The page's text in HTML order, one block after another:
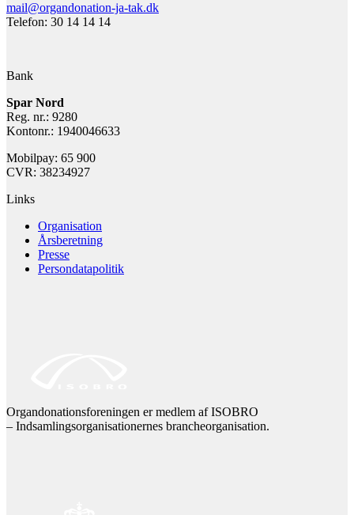
mail@organdonation-ja-tak.dk
Telefon: 30 14 14 14
Bank
Spar Nord
Reg. nr.: 9280
Kontonr.: 1940046633
Mobilpay: 65 900
CVR: 38234927
Links
Organisation
Årsberetning
Presse
Persondatapolitik
Organdonationsforeningen er medlem af ISOBRO
– Indsamlingsorganisationernes brancheorganisation.